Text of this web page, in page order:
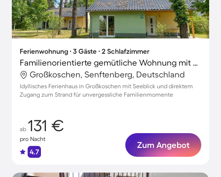
Ferienwohnung ∙ 3 Gäste ∙ 2 Schlafzimmer
Familienorientierte gemütliche Wohnung mit Grill und Terrasse | Seeblick | Neben dem Strand
Großkoschen, Senftenberg, Deutschland
Idyllisches Ferienhaus in Großkoschen mit Seeblick und direktem
Zugang zum Strand für unvergessliche Familienmomente
ab 131 €
pro Nacht
4.7
Zum Angebot